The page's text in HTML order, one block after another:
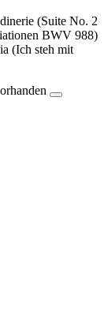
(Suite No. 2
BWV 988)
(Ich steh mit